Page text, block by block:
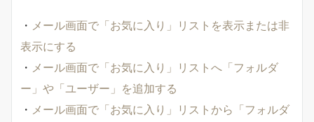
・ メール画面で「お気に入り」リストを表示または非
表示にする
・ メール画面で「お気に入り」リストへ「フォルダ
ー」や「ユーザー」を追加する
・ メール画面で「お気に入り」リストから「フォルダ